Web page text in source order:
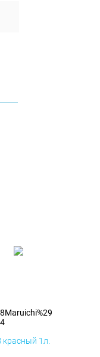
1л.